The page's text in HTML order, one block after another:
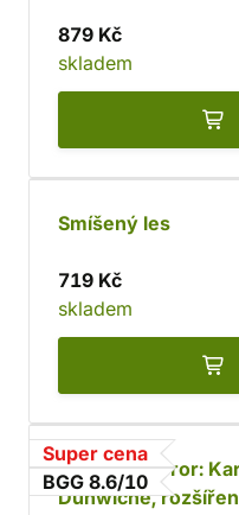
879 Kč
skladem
Smíšený les
719 Kč
skladem
Super cena
BGG 8.6/10
Arkham Horror:
Dunwiche,